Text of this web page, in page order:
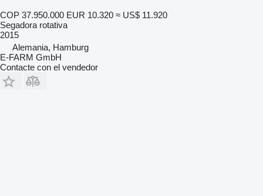
COP 37.950.000 EUR 10.320 ≈ US$ 11.920
Segadora rotativa
2015
Alemania, Hamburg
E-FARM GmbH
Contacte con el vendedor